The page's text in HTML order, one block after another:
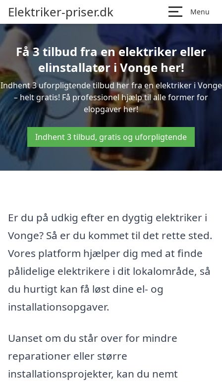
Elektriker-priser.dk Menu
Få 3 tilbud fra en elektriker eller
elinstallatør i Vonge her!
Indhent 3 uforpligtende tilbud her fra en elektriker i Vonge
– helt gratis! Få professionel hjælp til alle former for
elopgaver her!
Indhent 3 tilbud, gratis og uforpligtende
Er du på udkig efter en dygtig elektriker i
Vonge? Så er du kommet til det rette sted.
Vores platform hjælper dig med at finde
pålidelige elektrikere i dit lokalområde, så
du hurtigt kan få løst dine el- og
installationsopgaver.
Uanset om du står over for mindre
reparationer eller større
installationsprojekter, kan du nemt